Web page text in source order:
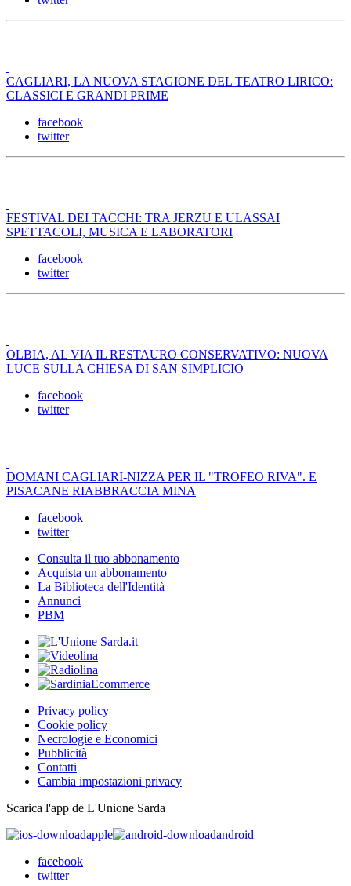
CAGLIARI, LA NUOVA STAGIONE DEL TEATRO LIRICO:
CLASSICI E GRANDI PRIME
facebook
twitter
FESTIVAL DEI TACCHI: TRA JERZU E ULASSAI
SPETTACOLI, MUSICA E LABORATORI
facebook
twitter
OLBIA, AL VIA IL RESTAURO CONSERVATIVO: NUOVA
LUCE SULLA CHIESA DI SAN SIMPLICIO
facebook
twitter
DOMANI CAGLIARI-NIZZA PER IL "TROFEO RIVA". E
PISACANE RIABBRACCIA MINA
facebook
twitter
Consulta il tuo abbonamento
Acquista un abbonamento
La Biblioteca dell'Identità
Annunci
PBM
Privacy policy
Cookie policy
Necrologie e Economici
Pubblicità
Contatti
Cambia impostazioni privacy
Scarica l'app de L'Unione Sarda
apple
android
facebook
twitter